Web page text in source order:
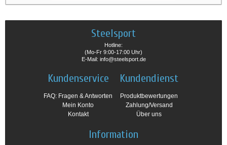
Steelsport
Hotline:
(Mo-Fr 9:00-17:00 Uhr)
E-Mail: info@steelsport.de
Kundenservice
FAQ: Fragen & Antworten
Mein Konto
Kontakt
Kundendienst
Produktbewertungen
Zahlung/Versand
Über uns
Information